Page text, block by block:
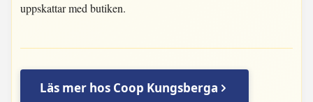
uppskattar med butiken.
Läs mer hos Coop Kungsberga